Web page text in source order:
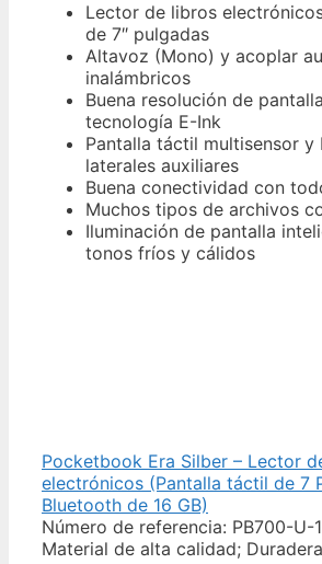
Lector de libros
de 7″ pulgadas
Altavoz (Mono) y acoplar
inalámbricos
Buena resolución de
tecnología E-Ink
Pantalla táctil multisensor y
laterales auxiliares
Buena conectividad con
Muchos tipos de archivos
Iluminación de pantalla
tonos fríos y cálidos
Pocketbook Era Silber – Lector
electrónicos (Pantalla táctil de 7
Bluetooth de 16 GB)
Número de referencia: PB700-U-
Material de alta calidad;